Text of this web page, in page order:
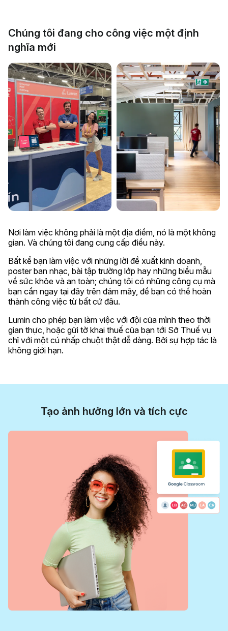
Chúng tôi đang cho công việc một định
nghĩa mới
Nơi làm việc không phải là một địa điểm, nó là một không
gian. Và chúng tôi đang cung cấp điều này.
Bất kể bạn làm việc với những lời đề xuất kinh doanh,
poster ban nhạc, bài tập trường lớp hay những biểu mẫu
về sức khỏe và an toàn; chúng tôi có những công cụ mà
bạn cần ngay tại đây trên đám mây, để bạn có thể hoàn
thành công việc từ bất cứ đâu.
Lumin cho phép bạn làm việc với đội của mình theo thời
gian thực, hoặc gửi tờ khai thuế của bạn tới Sở Thuế vụ
chỉ với một cú nhấp chuột thật dễ dàng. Bởi sự hợp tác là
không giới hạn.
Tạo ảnh hưởng lớn và tích cực